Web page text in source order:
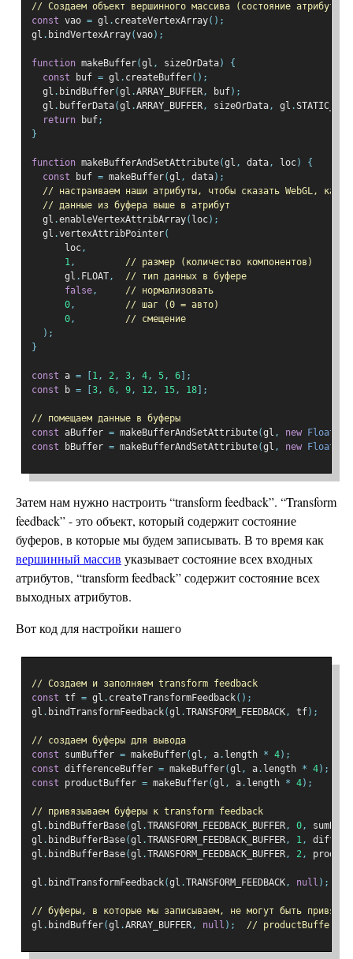
// Создаем объект вершинного массива (состояние атрибутов)
const vao = gl . createVertexArray();
gl . bindVertexArray(vao);
function makeBuffer(gl , sizeOrData)
{
const buf = gl . createBuffer();
  gl
. bindBuffer(gl .ARRAY_BUFFER, buf);
  gl
. bufferData(gl .ARRAY_BUFFER, sizeOrData, gl .
return buf;
}
function makeBufferAndSetAttribute(gl , data, loc)
{
const buf = makeBuffer(gl , data);
// настраиваем наши атрибуты, чтобы сказать WebGL, как
// данные из буфера выше в атрибут
  gl
.enableVertexAttribArray( loc);
  gl
.vertexAttribPointer(
      loc
,
1,
// размер (количество компонентов)
      gl
. FLOAT,
// тип данных в буфере
false,
// нормализовать
0,
// шаг (0 = авто)
0,
// смещение
);
}
const a = 1, 2, 3, 4, 5, 6 ];
const b = 3, 6, 9, 12, 15, 18 ];
// помещаем данные в буферы
const aBuffer = makeBufferAndSetAttribute(gl , new
const bBuffer = makeBufferAndSetAttribute(gl , new
Затем нам нужно настроить “transform feedback”. “Transform
feedback” - это объект, который содержит состояние
буферов, в которые мы будем записывать. В то время как
вершинный массив указывает состояние всех входных
атрибутов, “transform feedback” содержит состояние всех
выходных атрибутов.
Вот код для настройки нашего
// Создаем и заполняем transform feedback
const tf = gl . createTransformFeedback();
gl . bindTransformFeedback(gl .TRANSFORM_FEEDBACK, tf);
// создаем буферы для вывода
const sumBuffer = makeBuffer(gl , a. length * 4);
const differenceBuffer = makeBuffer(gl , a. length * 4);
const productBuffer = makeBuffer(gl , a. length * 4);
// привязываем буферы к transform feedback
gl . bindBufferBase(gl .TRANSFORM_FEEDBACK_BUFFER, 0,
gl . bindBufferBase(gl .TRANSFORM_FEEDBACK_BUFFER, 1,
gl . bindBufferBase(gl .TRANSFORM_FEEDBACK_BUFFER, 2,
gl . bindTransformFeedback(gl .TRANSFORM_FEEDBACK, null );
// буферы, в которые мы записываем, не могут быть
gl . bindBuffer(gl .ARRAY_BUFFER, null ); // productBuffer все